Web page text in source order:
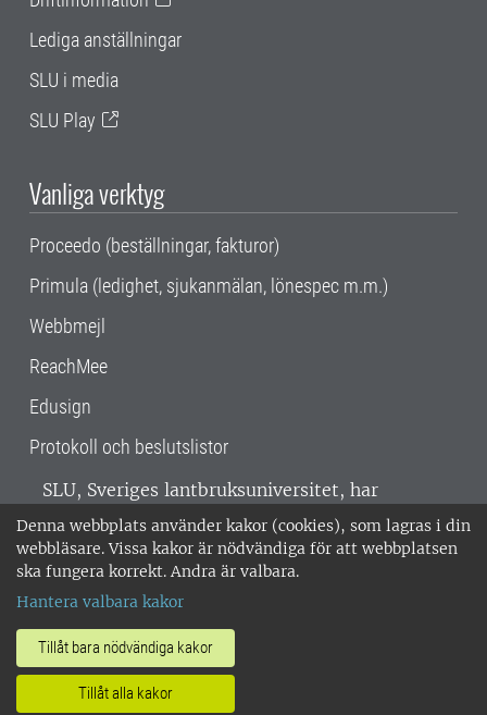
Denna webbplats använder kakor (cookies), som lagras i din
webbläsare. Vissa kakor är nödvändiga för att webbplatsen
ska fungera korrekt. Andra är valbara.
Hantera valbara kakor
Tillåt bara nödvändiga kakor
Tillåt alla kakor
Lediga anställningar
SLU i media
SLU Play
Vanliga verktyg
Proceedo (beställningar, fakturor)
Primula (ledighet, sjukanmälan, lönespec m.m.)
Webbmejl
ReachMee
Edusign
Protokoll och beslutslistor
SLU, Sveriges lantbruksuniversitet, har
verksamhet över hela Sverige. Huvudorter är
Alnarp, Uppsala och Umeå.SLU är
miljöcertifierat enligt ISO 14001. •
018-67 10 00 • Org nr: 202100-2817 •
Om SLU:s webbplatser
•Hantera kakor•Behandling av
personuppgifter